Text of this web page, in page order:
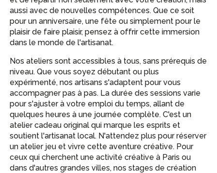
aussi avec de nouvelles compétences. Que ce soit
pour un anniversaire, une fête ou simplement pour le
plaisir de faire plaisir, pensez à offrir cette immersion
dans le monde de l'artisanat.
Nos ateliers sont accessibles à tous, sans prérequis de
niveau. Que vous soyez débutant ou plus
expérimenté, nos artisans s'adaptent pour vous
accompagner pas à pas. La durée des sessions varie
pour s'ajuster à votre emploi du temps, allant de
quelques heures à une journée complète. C'est un
atelier cadeau original qui marque les esprits et
soutient l'artisanat local. N'attendez plus pour réserver
un atelier jeu et vivre cette aventure créative. Pour
ceux qui cherchent une activité créative à Paris ou
dans d'autres grandes villes, nos stages de création